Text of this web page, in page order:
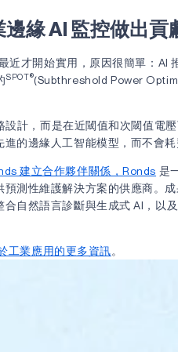
緣 AI 監控做出貢
近才開始實用，原因很簡單：AI
SPOT®(Subthreshold Power
設計，而是在近閾值和次閾值電
的邊緣人工智能模型，而不會耗
建立合作夥伴關係，Ronds 是
預測性維護解決方案的供應商。
自然語言診斷與生成式 AI，以
工業應用的更多資訊。